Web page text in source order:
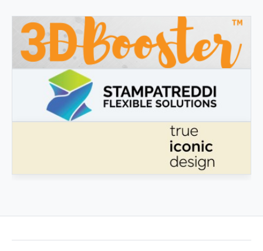
3DBOOSTER
3DBooster - Prodotti innovativi per stampa 3D